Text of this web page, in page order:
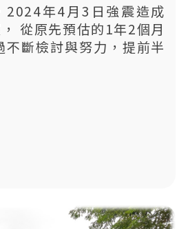
2024年4月3日強震造成
從原先預估的1年2個月
不斷檢討與努力，提前半